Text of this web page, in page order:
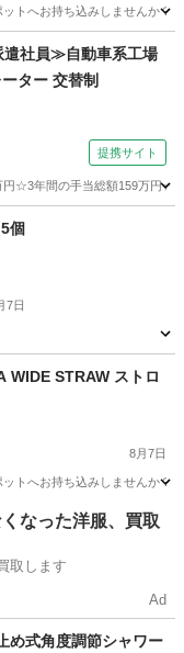
お持ち込みしませんか？
社員≫自動車系工場
ター 交替制
提携サイト
☆3年間の手当総額159万円☆
個
7日
WIDE STRAW ストロ
8月7日
お持ち込みしませんか？
なった洋服、買取
取します
Ad
め式角度調節シャワー